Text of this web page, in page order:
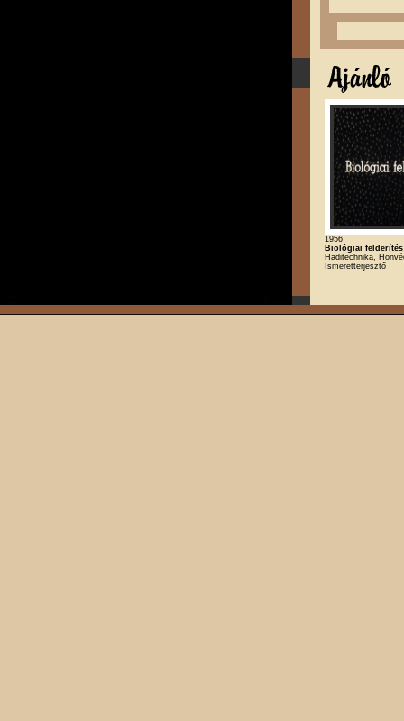
1956
Biológiai felderítés
Haditechnika,
Ismeretterjesztő